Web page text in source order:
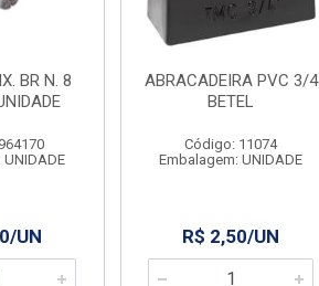
BR N. 8
UN
ABRACADEIRA PVC 3/4
BETEL
Código: 11074
Embalagem: UNIDADE
R$ 2,50/UN